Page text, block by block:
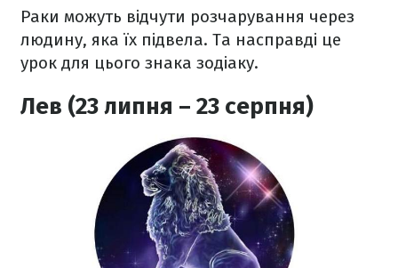
Раки можуть відчути розчарування через
людину, яка їх підвела. Та насправді це
урок для цього знака зодіаку.
Лев (23 липня – 23 серпня)